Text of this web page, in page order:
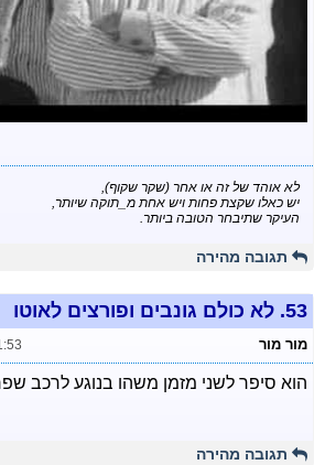
לא אוהד של זה או אחר (שקר שקוף),
יש כאלו שקצת פחות ויש אחת מ_תוקה שיותר,
העיקר שתיבחר הטובה ביותר.
תגובה מהירה
53. לא כולם גונבים ופורצים לאוטו
מור מור
הוא סיפר לשני מזמן משהו בנוגע לרכב
תגובה מהירה